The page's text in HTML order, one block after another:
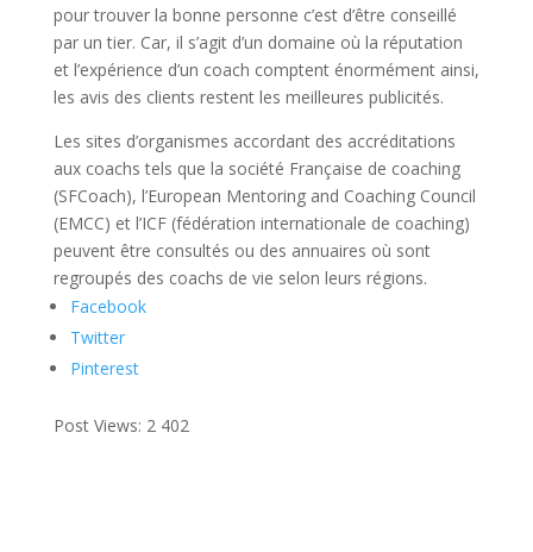
pour trouver la bonne personne c’est d’être conseillé
par un tier. Car, il s’agit d’un domaine où la réputation
et l’expérience d’un coach comptent énormément ainsi,
les avis des clients restent les meilleures publicités.
Les sites d’organismes accordant des accréditations
aux coachs tels que la société Française de coaching
(SFCoach), l’European Mentoring and Coaching Council
(EMCC) et l’ICF (fédération internationale de coaching)
peuvent être consultés ou des annuaires où sont
regroupés des coachs de vie selon leurs régions.
Facebook
Twitter
Pinterest
Post Views: 2 402